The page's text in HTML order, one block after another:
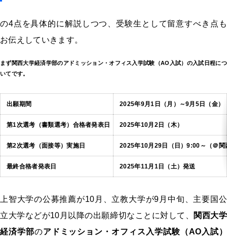
の4点を具体的に解説しつつ、受験生として留意すべき点も
お伝えしていきます。
まず関西大学経済学部のアドミッション・オフィス入学試験（AO入試） の入試日程につ
いてです。
出願期間 2025年9月1日（月）～9月5日（金）
第1次選考（書類選考）合格者発表日 2025年10月2日（木）
第2次選考（面接等）実施日 2025年10月29日（日）9:00～（＠関
最終合格者発表日 2025年11月1日（土）発送
上智大学の公募推薦が10月、立教大学が9月中旬、主要国公
立大学などが10月以降の出願締切なことに対して、
関西大学
経済学部のアドミッション・オフィス入学試験（AO入試）